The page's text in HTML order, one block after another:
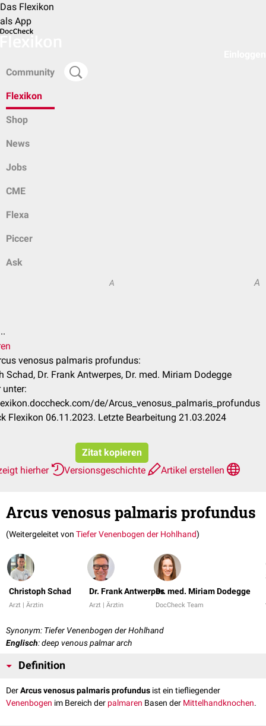
Das Flexikon
als App
Community
Flexikon
Shop
News
Jobs
CME
Flexa
Piccer
Ask
A A
venosus palmaris profundus:
Schad, Dr. Frank Antwerpes, Dr. med. Miriam Dodegge
de/Arcus_venosus_palmaris_profundus
Flexikon 06.11.2023. Letzte Bearbeitung 21.03.2024
Zitat kopieren
hierher
Versionsgeschichte Artikel erstellen
Arcus venosus palmaris profundus
(Weitergeleitet von Tiefer Venenbogen der Hohlhand)
Christoph Schad
Arzt | Ärztin
Dr. Frank Antwerpes
Arzt | Ärztin
Dr. med. Miriam Dodegge
DocCheck Team
Synonym: Tiefer Venenbogen der Hohlhand
Englisch: deep venous palmar arch
Definition
DerArcus venosus palmaris profundus ist ein tiefliegender
Venenbogen im Bereich der palmaren Basen der Mittelhandknochen.